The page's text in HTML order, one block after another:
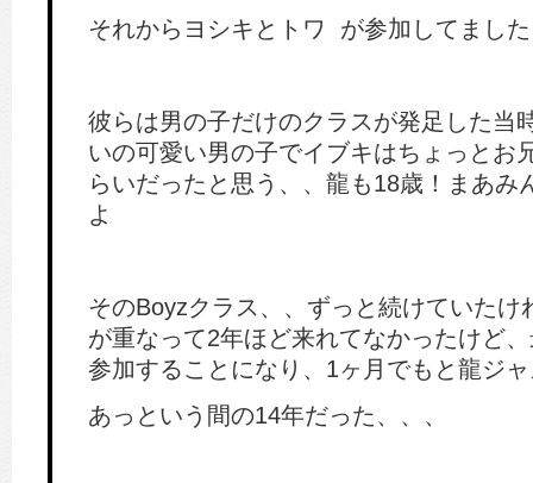
それからヨシキとトワ が参加してました
彼らは男の子だけのクラスが発足した当
いの可愛い男の子でイブキはちょっとお
らいだったと思う、、龍も18歳！まあみ
よ
そのBoyzクラス、、ずっと続けていたけ
が重なって2年ほど来れてなかったけど
参加することになり、1ヶ月でもと龍ジ
あっという間の14年だった、、、